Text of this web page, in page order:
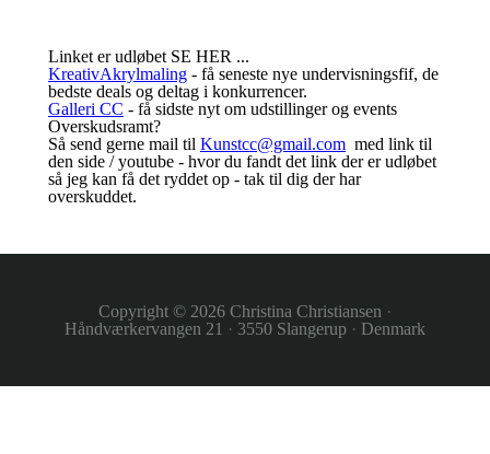
Linket er udløbet SE HER ...
KreativAkrylmaling - få seneste nye undervisningsfif, de
bedste deals og deltag i konkurrencer.
Galleri CC - få sidste nyt om udstillinger og events
Overskudsramt?
Så send gerne mail til Kunstcc@gmail.com med link til
den side / youtube - hvor du fandt det link der er udløbet
så jeg kan få det ryddet op - tak til dig der har
overskuddet.
Copyright © 2026 Christina Christiansen ·
Håndværkervangen 21 · 3550 Slangerup · Denmark